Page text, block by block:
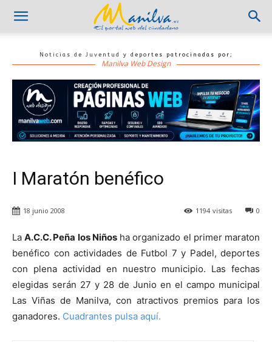
Noticias de Juventud y deportes patrocinadas por;
Manilva Web Design
I Maratón benéfico
0
1194 visitas
18 junio 2008
LaA.C.C. Peña los Niñosha organizado el primer maraton
benéfico con actividades de Futbol 7 y Padel, deportes
con plena actividad en nuestro municipio. Las fechas
elegidas serán 27 y 28 de Junio en el campo municipal
Las Viñas de Manilva, con atractivos premios para los
ganadores. Cuadrantes pulsa aquí.